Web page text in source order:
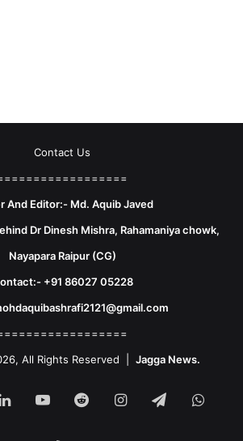
Contact Us
And Editor:- Md. Aquib Javed
Dr Dinesh Mishra, Rahamaniya chowk,
Nayapara Raipur (CG)
+91 86027 05228
All Rights Reserved | Jagga News.
LinkedInYouTubeRedditInstagram
Telegram